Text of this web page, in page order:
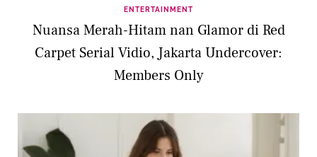
ENTERTAINMENT
Nuansa Merah-Hitam nan Glamor di Red
Carpet Serial Vidio, Jakarta Undercover:
Members Only